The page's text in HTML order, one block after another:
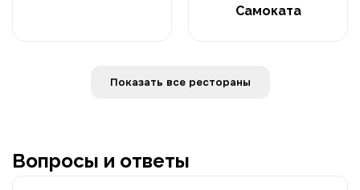
Самоката
Показать все рестораны
Вопросы и ответы